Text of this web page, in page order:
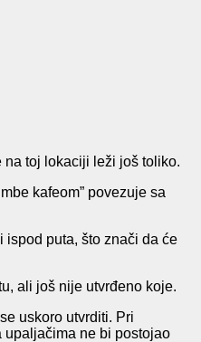
na toj lokaciji leži još toliko.
kafeom” povezuje sa
ispod puta, što znači da će
ali još nije utvrđeno koje.
uskoro utvrditi. Pri
upaljačima ne bi postojao